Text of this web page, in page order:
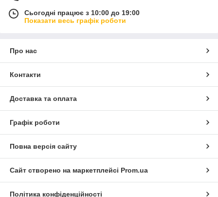
Сьогодні працює з 10:00 до 19:00
Показати весь графік роботи
Про нас
Контакти
Доставка та оплата
Графік роботи
Повна версія сайту
Сайт створено на маркетплейсі Prom.ua
Політика конфіденційності